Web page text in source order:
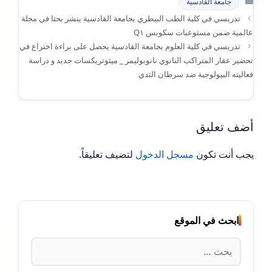
تدريسي في كلية الطب البيطري بجامعة القادسية ينشر بحثا في مجلة
عالمية ضمن مستوعبات سكوبس Q١
تدريسي في كلية العلوم بجامعة القادسية يحصل على براءة اختراع في
تحضير عقار المتراكب النانوي نانوبوليمر _ ميثوتريكسات جديد و دراسة
فعاليته البيولوجية ضد سرطان الثدي
أضف تعليق
يجب أنت تكون مسجل الدخول لتضيف تعليقاً.
ابحث في الموقع
البحث
عن: